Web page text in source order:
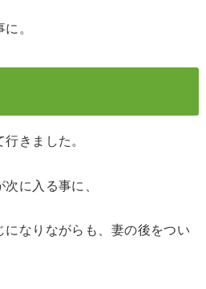
。
きました。
に入る事に、
になりながらも、妻の後をつい